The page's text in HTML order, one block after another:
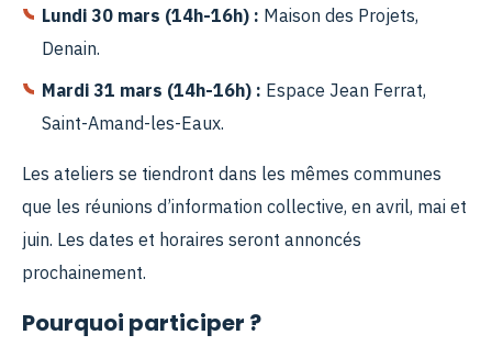
Lundi 30 mars (14h-16h) : Maison des Projets,
Denain.
Mardi 31 mars (14h-16h) : Espace Jean Ferrat,
Saint-Amand-les-Eaux.
Les ateliers se tiendront dans les mêmes communes
que les réunions d’information collective, en avril, mai et
juin. Les dates et horaires seront annoncés
prochainement.
Pourquoi participer ?